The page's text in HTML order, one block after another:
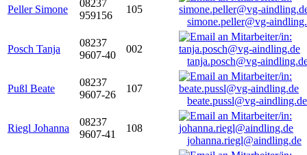
Peller Simone
08237
959156
105
simone.peller@vg-
Posch Tanja
08237
9607-40
002
tanja.posch@vg-
Pußl Beate
08237
9607-26
107
beate.pussl@vg-aindling.de
Riegl Johanna
08237
9607-41
108
johanna.riegl@aindling.de